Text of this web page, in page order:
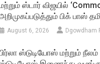
ஸ்டார் விஜயில்
பிக் பாஸ்
August 6, 2026 Dgowdham
ஸ்டுடியோஸ் மற்றும் நீலம்